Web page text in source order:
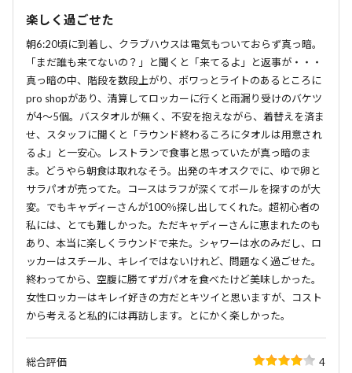
楽しく過ごせた
朝6:20頃に到着し、クラブハウスは電気もついておらず真っ暗。
「まだ誰も来てないの？」と聞くと「来てるよ」と返事が・・・
真っ暗の中、階段を数段上がり、ボワっとライトのあるところに
pro shopがあり、清算してロッカーに行くと雨漏り受けのバケツ
が4～5個。バスタオルが無く、不安を抱えながら、着替えを済ま
せ、スタッフに聞くと「ラウンド終わるころにタオルは用意され
るよ」と一安心。レストランで食事と思っていたが真っ暗のま
ま。どうやら朝食は取れなそう。出発のキオスクでに、ゆで卵と
サラパオが売ってた。コースはラフが深くてボールを探すのが大
変。でもキャディーさんが100％探し出してくれた。超初心者の
私には、とても難しかった。ただキャディーさんに恵まれたのも
あり、本当に楽しくラウンドで来た。シャワーは水のみだし、ロ
ッカーはスチール、キレイではないけれど、問題なく過ごせた。
終わってから、空腹に勝てずガパオを食べたけど美味しかった。
女性ロッカーはキレイ好きの方だとキツイと思いますが、コスト
から考えると私的には再訪します。とにかく楽しかった。
総合評価 4